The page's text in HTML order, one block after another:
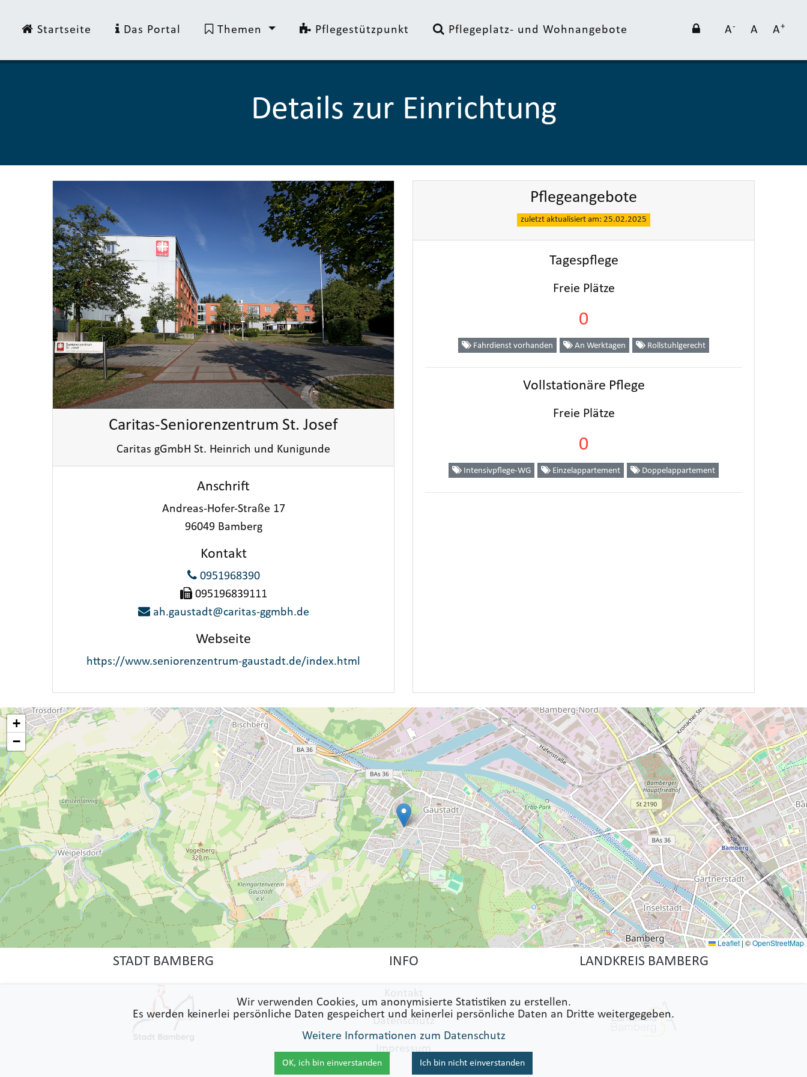
Startseite Das Portal Themen Pflegestützpunkt Pflegeplatz- und Wohnangebote A- A A+
Wir verwenden Cookies, um anonymisierte Statistiken zu erstellen.
Es werden keinerlei persönliche Daten gespeichert und keinerlei persönliche Daten an Dritte weitergegeben.
Weitere Informationen zum Datenschutz
OK, ich bin einverstanden Ich bin nicht einverstanden
Details zur Einrichtung
Caritas-Seniorenzentrum St. Josef
Caritas gGmbH St. Heinrich und Kunigunde
Anschrift
Andreas-Hofer-Straße 17
96049 Bamberg
Kontakt
0951968390
095196839111
ah.gaustadt@caritas-ggmbh.de
Webseite
https://www.seniorenzentrum-gaustadt.de/index.html
Pflegeangebote
zuletzt aktualisiert am: 25.02.2025
Tagespflege
Freie Plätze
0
Fahrdienst vorhanden An Werktagen Rollstuhlgerecht
Vollstationäre Pflege
Freie Plätze
0
Intensivpflege-WG Einzelappartement Doppelappartement
+
−
Leaflet |©OpenStreetMap
STADT BAMBERG INFO
Kontakt
Datenschutz
Impressum
LANDKREIS BAMBERG